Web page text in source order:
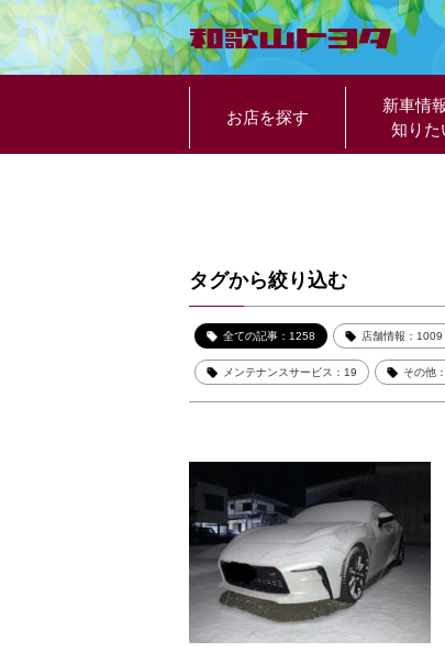
お店を探す
新車情
知りた
タグから絞り込む
全ての記事：1258 店舗情報：1009
メンテナンスサービス：19 その他